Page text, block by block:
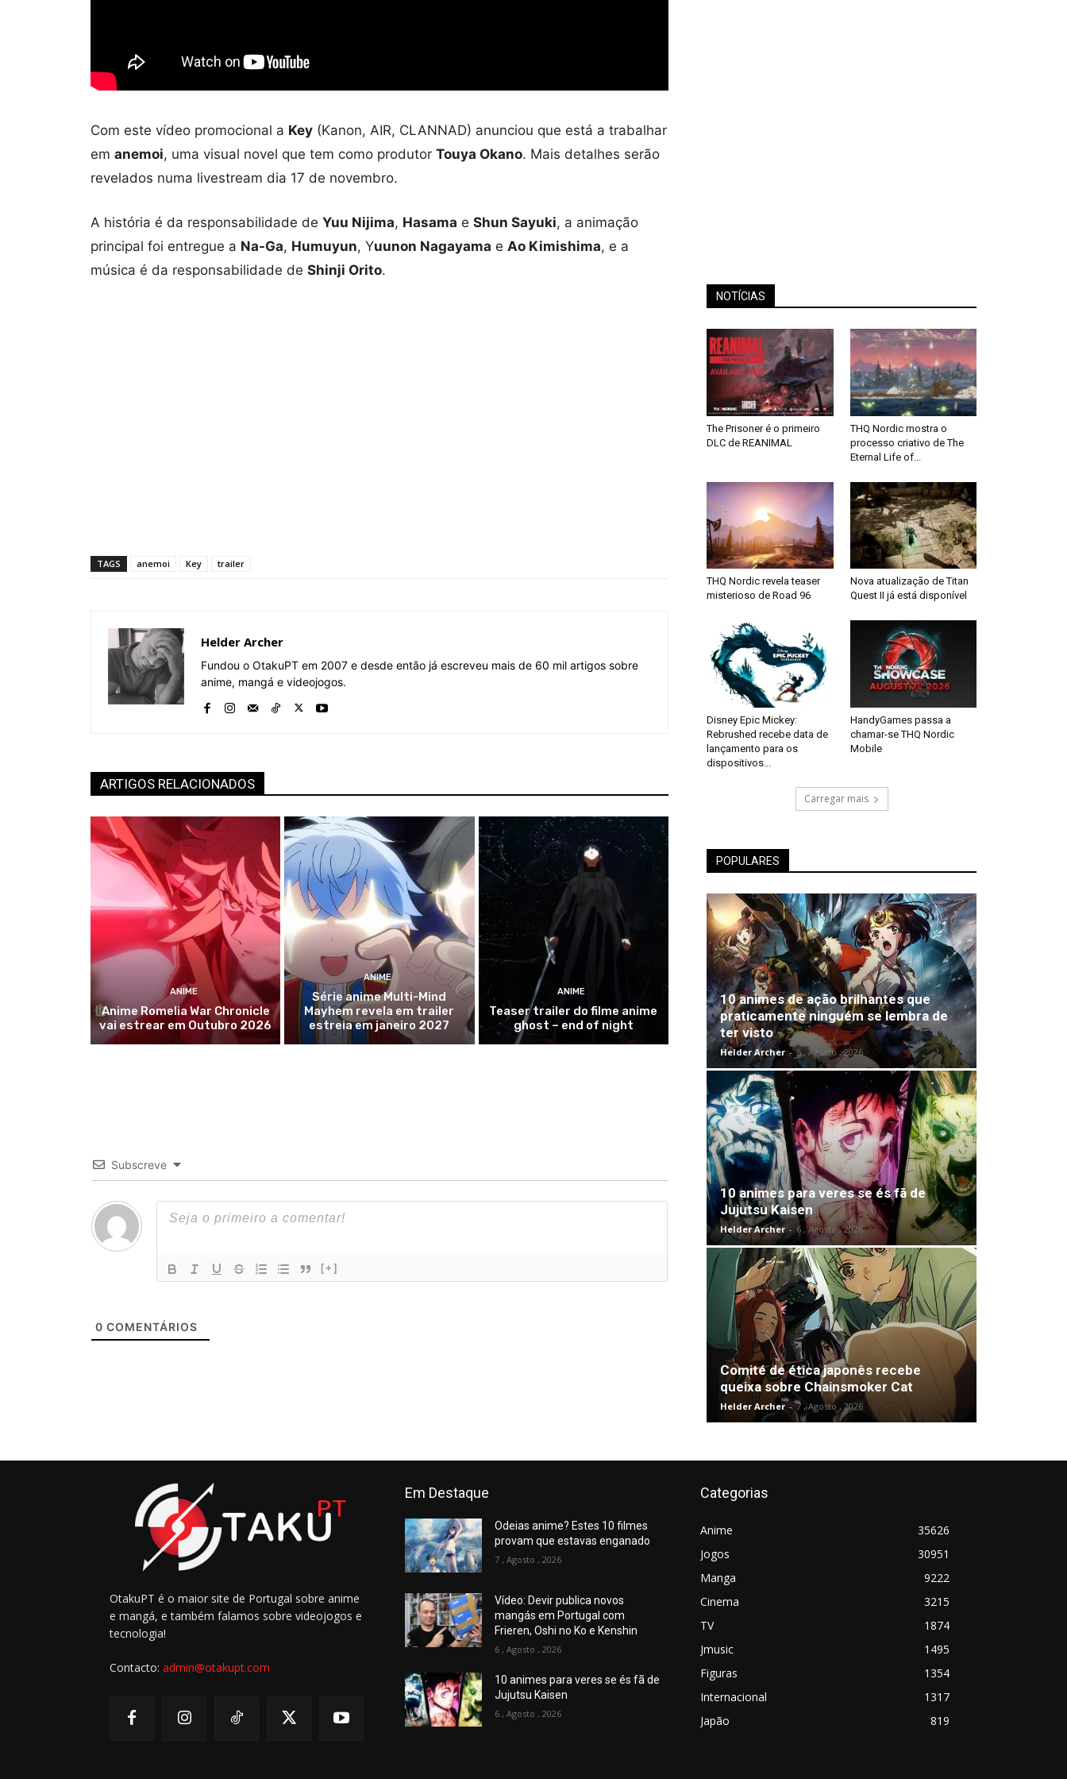
Com este vídeo promocional a Key (Kanon, AIR, CLANNAD) anunciou que está a trabalhar
em anemoi, uma visual novel que tem como produtor Touya Okano. Mais detalhes serão
revelados numa livestream dia 17 de novembro.
A história é da responsabilidade de Yuu Nijima, Hasama e Shun Sayuki, a animação
principal foi entregue a Na-Ga, Humuyun, Yuunon Nagayama e Ao Kimishima, e a
música é da responsabilidade de Shinji Orito.
TAGS anemoi Key trailer
Helder Archer
Fundou o OtakuPT em 2007 e desde então já escreveu mais de 60 mil artigos sobre
anime, mangá e videojogos.
ARTIGOS RELACIONADOS
ANIME
Anime Romelia War Chronicle
vai estrear em Outubro 2026
ANIME
Série anime Multi-Mind
Mayhem revela em trailer
estreia em janeiro 2027
ANIME
Teaser trailer do filme anime
ghost – end of night
Subscreve
[+]
0 COMENTÁRIOS
NOTÍCIAS
The Prisoner é o primeiro
DLC de REANIMAL
THQ Nordic mostra o
processo criativo de The
Eternal Life of...
THQ Nordic revela teaser
misterioso de Road 96
Nova atualização de Titan
Quest II já está disponível
Disney Epic Mickey:
Rebrushed recebe data de
lançamento para os
dispositivos...
HandyGames passa a
chamar-se THQ Nordic
Mobile
Carregar mais
POPULARES
10 animes de ação brilhantes que
praticamente ninguém se lembra de
ter visto
Helder Archer - 5 , Agosto , 2026
10 animes para veres se és fã de
Jujutsu Kaisen
Helder Archer - 6 , Agosto , 2026
Comité de ética japonês recebe
queixa sobre Chainsmoker Cat
Helder Archer - 7 , Agosto , 2026
OtakuPT é o maior site de Portugal sobre anime
e mangá, e também falamos sobre videojogos e
tecnologia!
Contacto: admin@otakupt.com
Em Destaque
Odeias anime? Estes 10 filmes
provam que estavas enganado
7 , Agosto , 2026
Vídeo: Devir publica novos
mangás em Portugal com
Frieren, Oshi no Ko e Kenshin
6 , Agosto , 2026
10 animes para veres se és fã de
Jujutsu Kaisen
6 , Agosto , 2026
Categorias
Anime
35626
Jogos
30951
Manga
9222
Cinema
3215
TV
1874
Jmusic
1495
Figuras
1354
Internacional
1317
Japão
819